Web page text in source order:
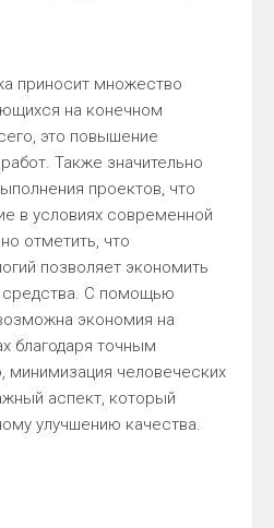
приносит множество
на конечном
это повышение
Также значительно
проектов, что
в условиях современной
отметить, что
позволяет экономить
средства. С помощью
экономия на
благодаря точным
минимизация человеческих
аспект, который
улучшению качества.